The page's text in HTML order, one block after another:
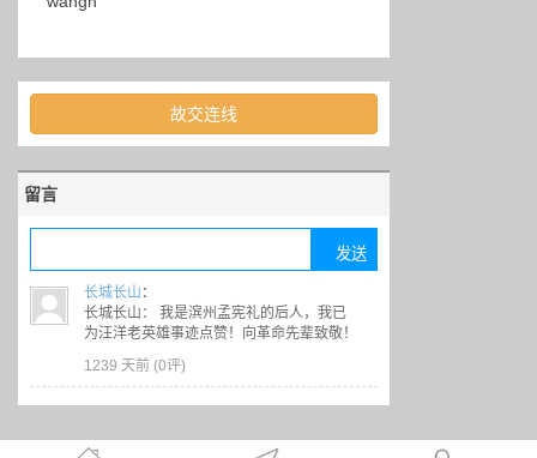
故交连线
留言
长城长山 ：
长城长山： 我是滨州孟宪礼的后人，我已
为汪洋老英雄事迹点赞！向革命先辈致敬！
1239 天前 (0评)